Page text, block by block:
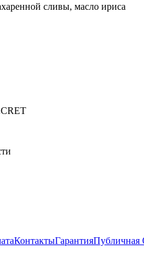
сливы, масло ириса
КонтактыГарантияПубличная